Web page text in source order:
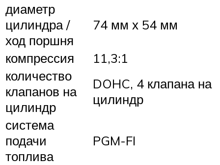
диаметр
цилиндра /
ход поршня
74 мм х 54 мм
компрессия
11,3:1
количество
клапанов на
цилиндр
DOHC, 4 клапана на
цилиндр
система
подачи
топлива
PGM-FI